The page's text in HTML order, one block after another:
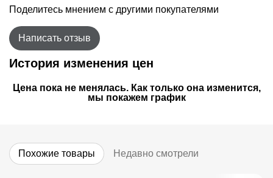
Поделитесь мнением с другими покупателями
Написать отзыв
История изменения цен
Цена пока не менялась. Как только она изменится,
мы покажем график
Похожие товары Недавно смотрели